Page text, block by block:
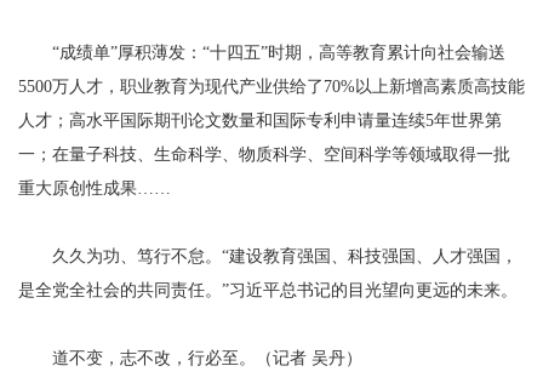
“成绩单”厚积薄发：“十四五”时期，高等教育累计向社会输送
5500万人才，职业教育为现代产业供给了70%以上新增高素质高技能
人才；高水平国际期刊论文数量和国际专利申请量连续5年世界第
一；在量子科技、生命科学、物质科学、空间科学等领域取得一批
重大原创性成果……
久久为功、笃行不怠。“建设教育强国、科技强国、人才强国，
是全党全社会的共同责任。”习近平总书记的目光望向更远的未来。
道不变，志不改，行必至。（记者 吴丹）